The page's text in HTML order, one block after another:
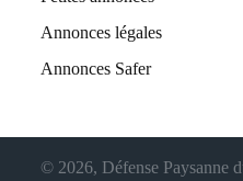
Annonces légales
Annonces Safer
© 2026, Défense Paysanne